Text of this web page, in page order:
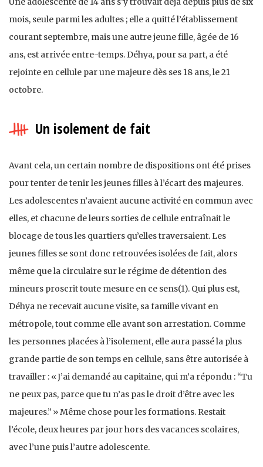
mois, seule parmi les adultes ; elle a quitté l’établissement
courant septembre, mais une autre jeune fille, âgée de 16
ans, est arrivée entre-temps. Déhya, pour sa part, a été
rejointe en cellule par une majeure dès ses 18 ans, le 21
octobre.
Un isolement de fait
Avant cela, un certain nombre de dispositions ont été prises
pour tenter de tenir les jeunes filles à l’écart des majeures.
Les adolescentes n’avaient aucune activité en commun avec
elles, et chacune de leurs sorties de cellule entraînait le
blocage de tous les quartiers qu’elles traversaient. Les
jeunes filles se sont donc retrouvées isolées de fait, alors
même que la circulaire sur le régime de détention des
mineurs proscrit toute mesure en ce sens(1). Qui plus est,
Déhya ne recevait aucune visite, sa famille vivant en
métropole, tout comme elle avant son arrestation. Comme
les personnes placées à l’isolement, elle aura passé la plus
grande partie de son temps en cellule, sans être autorisée à
travailler : « J’ai demandé au capitaine, qui m’a répondu : “Tu
ne peux pas, parce que tu n’as pas le droit d’être avec les
majeures.” » Même chose pour les formations. Restait
l’école, deux heures par jour hors des vacances scolaires,
avec l’une puis l’autre adolescente.